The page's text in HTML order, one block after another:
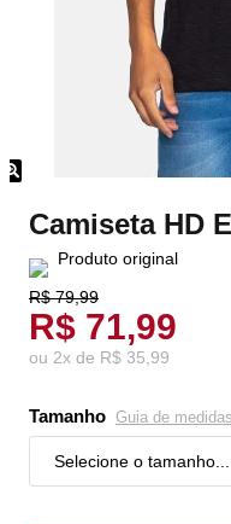
Camiseta HD
Produto original
R$ 79,99
R$ 71,99
ou 2x de R$ 35,99
Tamanho Guia de medidas
Selecione o tamanho...